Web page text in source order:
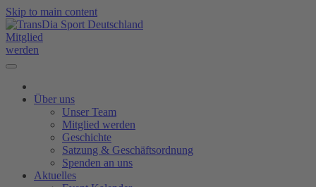
Skip to main content
Mitglied
werden
Über uns
Unser Team
Mitglied werden
Geschichte
Satzung & Geschäftsordnung
Spenden an uns
Aktuelles